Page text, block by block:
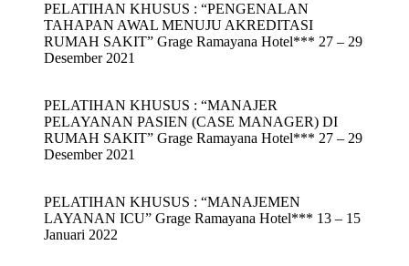
PELATIHAN KHUSUS : “PENGENALAN
TAHAPAN AWAL MENUJU AKREDITASI
RUMAH SAKIT” Grage Ramayana Hotel*** 27 – 29
Desember 2021
PELATIHAN KHUSUS : “MANAJER
PELAYANAN PASIEN (CASE MANAGER) DI
RUMAH SAKIT” Grage Ramayana Hotel*** 27 – 29
Desember 2021
PELATIHAN KHUSUS : “MANAJEMEN
LAYANAN ICU” Grage Ramayana Hotel*** 13 – 15
Januari 2022